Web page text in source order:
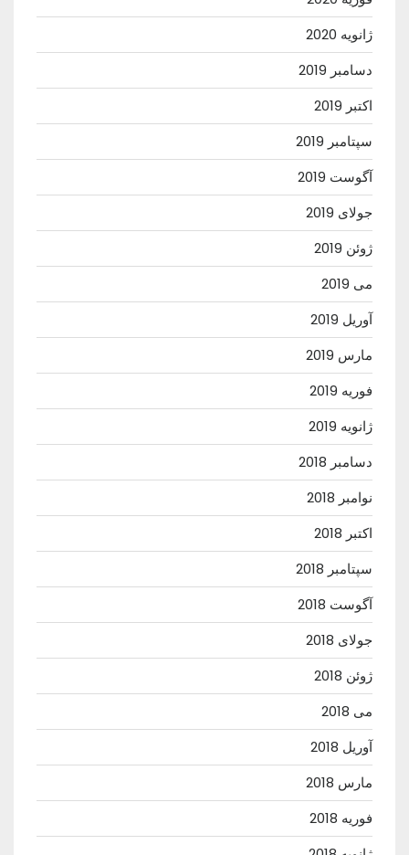
ژانویه 2020
دسامبر 2019
اکتبر 2019
سپتامبر 2019
آگوست 2019
جولای 2019
ژوئن 2019
می 2019
آوریل 2019
مارس 2019
فوریه 2019
ژانویه 2019
دسامبر 2018
نوامبر 2018
اکتبر 2018
سپتامبر 2018
آگوست 2018
جولای 2018
ژوئن 2018
می 2018
آوریل 2018
مارس 2018
فوریه 2018